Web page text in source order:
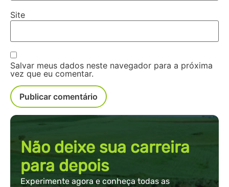
Site
Salvar meus dados neste navegador para a próxima
vez que eu comentar.
Não deixe sua carreira
para depois
Experimente agora e conheça todas as